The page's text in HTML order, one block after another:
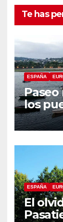
Te has
ESPAÑA
los
ESPAÑA
El